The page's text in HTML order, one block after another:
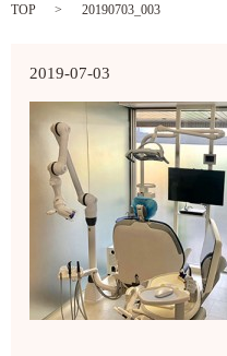
TOP 20190703_003
2019-07-03